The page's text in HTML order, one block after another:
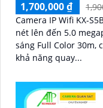
1,700,000 ₫
Camera IP Wifi KX-
nét lên đến 5.0
sáng Full Color 30m,
khả năng quay...